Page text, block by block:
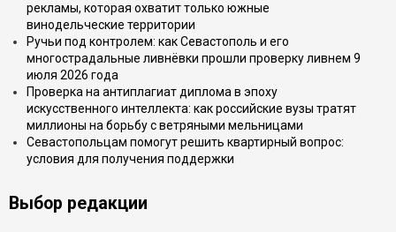
рекламы, которая охватит только южные
винодельческие территории
Ручьи под контролем: как Севастополь и его
многострадальные ливнёвки прошли проверку ливнем 9
июля 2026 года
Проверка на антиплагиат диплома в эпоху
искусственного интеллекта: как российские вузы тратят
миллионы на борьбу с ветряными мельницами
Севастопольцам помогут решить квартирный вопрос:
условия для получения поддержки
Выбор редакции